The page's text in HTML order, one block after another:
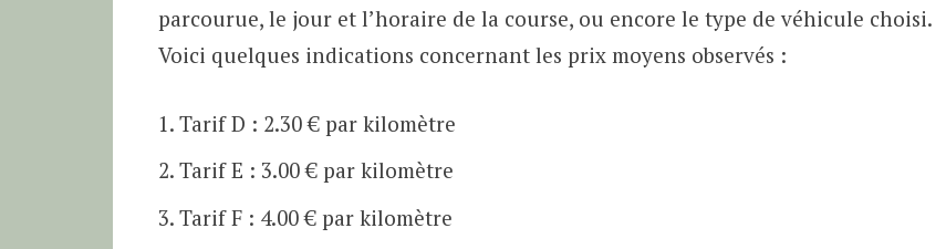
parcourue, le jour et l’horaire de la course, ou encore le type de véhicule choisi.
Voici quelques indications concernant les prix moyens observés :
Tarif D : 2.30 € par kilomètre
Tarif E : 3.00 € par kilomètre
Tarif F : 4.00 € par kilomètre